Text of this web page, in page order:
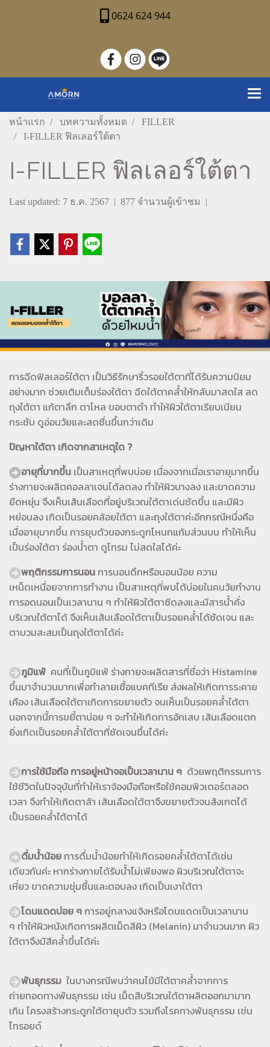
0624 624 944
หน้าแรก บทความทั้งหมด
FILLER
I-FILLER ฟิลเลอร์ใต้ตา
I-FILLER ฟิลเลอร์ใต้ตา
Last updated: 7 ธ.ค. 2567 | 877 จำนวนผู้เข้าชม |
การฉีดฟิลเลอร์ใต้ตา เป็นวิธีรักษาริ้วรอยใต้ตาที่ได้รับความนิยม
อย่างมาก ช่วยเติมเต็มร่องใต้ตา ฉีดใต้ตาคล้ำให้กลับมาสดใส ลด
ถุงใต้ตา แก้ตาลึก ตาโหล ขอบตาดำ ทำให้ผิวใต้ตาเรียบเนียน
กระชับ ดูอ่อนวัยและสดชื่นขึ้นกว่าเดิม
ปัญหาใต้ตา เกิดจากสาเหตุใด ?
อายุที่มากขึ้น เป็นสาเหตุที่พบบ่อย เนื่องจากเมื่อเราอายุมากขึ้น
ร่างกายจะผลิตคอลลาเจนได้ลดลง ทำให้ผิวบางลง และขาดความ
ยืดหยุ่น จึงเห็นเส้นเลือดที่อยู่บริเวณใต้ตาเด่นชัดขึ้น และมีผิว
หย่อนลง เกิดเป็นรอยคล้อยใต้ตา และถุงใต้ตาค่ะอีกกรณีหนึ่งคือ
เมื่ออายุมากขึ้น การยุบตัวของกระดูกโหนกแก้มส่วนบน ทำให้เห็น
เป็นร่องใต้ตา ร่องน้ำตา ดูโทรม ไม่สดใสได้ค่ะ
พฤติกรรมการนอนการนอนดึกหรือนอนน้อย ความ
เหน็ดเหนื่อยจากการทำงาน เป็นสาเหตุที่พบได้บ่อยในคนวัยทำงาน
การอดนอนเป็นเวลานาน ๆ ทำให้ผิวใต้ตาซีดลงและมีสารน้ำคั่ง
บริเวณใต้ตาได้ จึงเห็นเส้นเลือดใต้ตาเป็นรอยคล้ำได้ชัดเจน และ
ตาบวมสะสมเป็นถุงใต้ตาได้ค่ะ
ภูมิแพ้ คนที่เป็นภูมิแพ้ ร่างกายจะผลิตสารที่ชื่อว่า Histamine
ขึ้นมาจำนวนมากเพื่อทำลายเชื้อแบคทีเรีย ส่งผลให้เกิดการระคาย
เคือง เส้นเลือดใต้ตาเกิดการขยายตัว จนเห็นเป็นรอยคล้ำใต้ตา
นอกจากนี้การขยี้ตาบ่อย ๆ จะทำให้เกิดการอักเสบ เส้นเลือดแตก
ยิ่งเกิดเป็นรอยคล้ำใต้ตาที่ชัดเจนขึ้นได้ค่ะ
การใช้มือถือ การอยู่หน้าจอเป็นเวลานาน ๆ ด้วยพฤติกรรมการ
ใช้ชีวิตในปัจจุบันที่ทำให้เราจ้องมือถือหรือใช้คอมพิวเตอร์ตลอด
เวลา จึงทำให้เกิดตาล้า เส้นเลือดใต้ตาจึงขยายตัวจนสังเกตได้
เป็นรอยคล้ำใต้ตาได้
ดื่มน้ำน้อยการดื่มน้ำน้อยทำให้เกิดรอยคล้ำใต้ตาได้เช่น
เดียวกันค่ะ หากร่างกายได้รับน้ำไม่เพียงพอ ผิวบริเวณใต้ตาจะ
เหี่ยว ขาดความชุ่มชื้นและตอบลง เกิดเป็นเงาใต้ตา
โดนแดดบ่อย ๆการอยู่กลางแจ้งหรือโดนแดดเป็นเวลานาน
ๆ ทำให้ผิวหนังเกิดการผลิตเม็ดสีผิว (Melanin) มาจำนวนมาก ผิว
ใต้ตาจึงมีสีคล้ำขึ้นได้ค่ะ
พันธุกรรม ในบางกรณีพบว่าคนไข้มีใต้ตาคล้ำจากการ
ถ่ายทอดทางพันธุกรรม เช่น เม็ดสีบริเวณใต้ตาผลิตออกมามาก
เกิน โครงสร้างกระดูกใต้ตายุบตัว รวมถึงโรคทางพันธุกรรม เช่น
ไทรอยด์